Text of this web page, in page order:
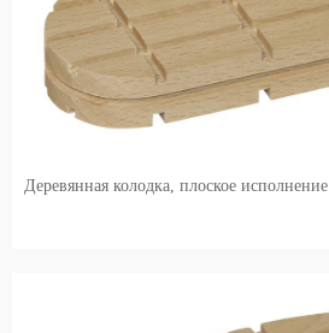
Деревянная колодка, плоское исполнение